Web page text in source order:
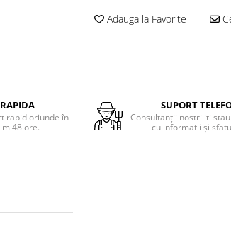
Adauga la Favorite
rapid oriunde în
48 ore.
SUPORT
Consultanţii nostri iti
cu informatii şi